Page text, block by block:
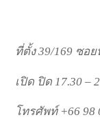
ที่ตั้ง 39/169 ซอ
เปิด ปิด 17.30 –
โทรศัพท์ +66 98